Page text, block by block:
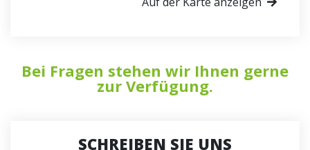
Bei Fragen stehen wir Ihnen gerne
zur Verfügung.
SCHREIBEN SIE UNS